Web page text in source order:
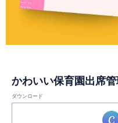
かわいい保育園出席
ダウンロード